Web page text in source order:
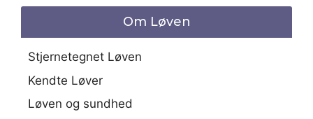
Om Løven
Stjernetegnet Løven
Kendte Løver
Løven og sundhed